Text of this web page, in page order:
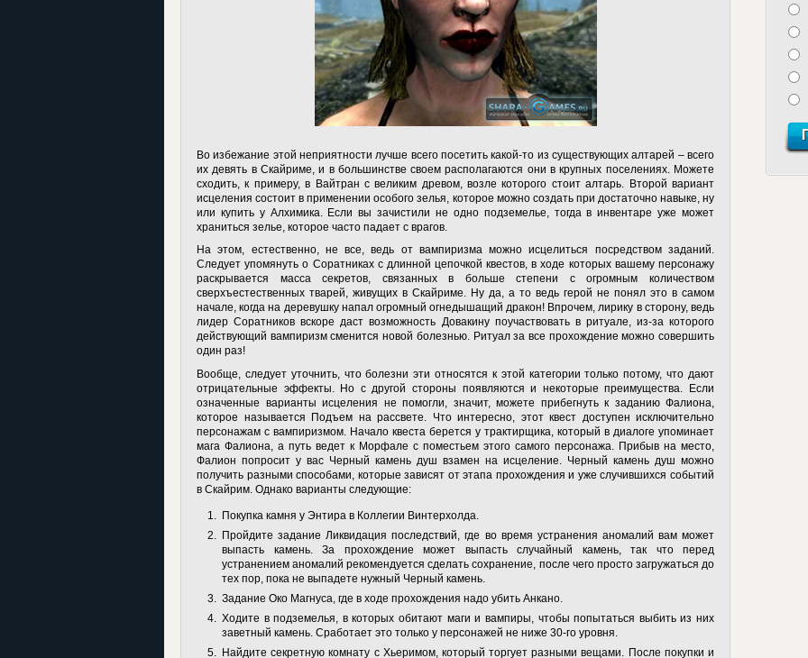
Во избежание этой неприятности лучше всего посетить какой-то из существующих алтарей – всего
их девять в Скайриме, и в большинстве своем располагаются они в крупных поселениях. Можете
сходить, к примеру, в Вайтран с великим древом, возле которого стоит алтарь. Второй вариант
исцеления состоит в применении особого зелья, которое можно создать при достаточно навыке, ну
или купить у Алхимика. Если вы зачистили не одно подземелье, тогда в инвентаре уже может
храниться зелье, которое часто падает с врагов.
На этом, естественно, не все, ведь от вампиризма можно исцелиться посредством заданий.
Следует упомянуть о Соратниках с длинной цепочкой квестов, в ходе которых вашему персонажу
раскрывается масса секретов, связанных в больше степени с огромным количеством
сверхъестественных тварей, живущих в Скайриме. Ну да, а то ведь герой не понял это в самом
начале, когда на деревушку напал огромный огнедышащий дракон! Впрочем, лирику в сторону, ведь
лидер Соратников вскоре даст возможность Довакину поучаствовать в ритуале, из-за которого
действующий вампиризм сменится новой болезнью. Ритуал за все прохождение можно совершить
один раз!
Вообще, следует уточнить, что болезни эти относятся к этой категории только потому, что дают
отрицательные эффекты. Но с другой стороны появляются и некоторые преимущества. Если
означенные варианты исцеления не помогли, значит, можете прибегнуть к заданию Фалиона,
которое называется Подъем на рассвете. Что интересно, этот квест доступен исключительно
персонажам с вампиризмом. Начало квеста берется у трактирщика, который в диалоге упоминает
мага Фалиона, а путь ведет к Морфале с поместьем этого самого персонажа. Прибыв на место,
Фалион попросит у вас Черный камень душ взамен на исцеление. Черный камень душ можно
получить разными способами, которые зависят от этапа прохождения и уже случившихся событий
в Скайрим. Однако варианты следующие:
Покупка камня у Энтира в Коллегии Винтерхолда.
Пройдите задание Ликвидация последствий, где во время устранения аномалий вам может
выпасть камень. За прохождение может выпасть случайный камень, так что перед
устранением аномалий рекомендуется сделать сохранение, после чего просто загружаться до
тех пор, пока не выпадете нужный Черный камень.
Задание Око Магнуса, где в ходе прохождения надо убить Анкано.
Ходите в подземелья, в которых обитают маги и вампиры, чтобы попытаться выбить из них
заветный камень. Сработает это только у персонажей не ниже 30-го уровня.
Найдите секретную комнату с Хьеримом, который торгует разными вещами. После покупки и